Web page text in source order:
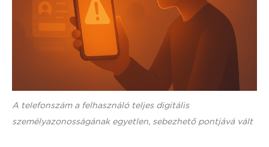
A telefonszám a felhasználó teljes digitális
személyazonosságának egyetlen, sebezhető pontjává vált